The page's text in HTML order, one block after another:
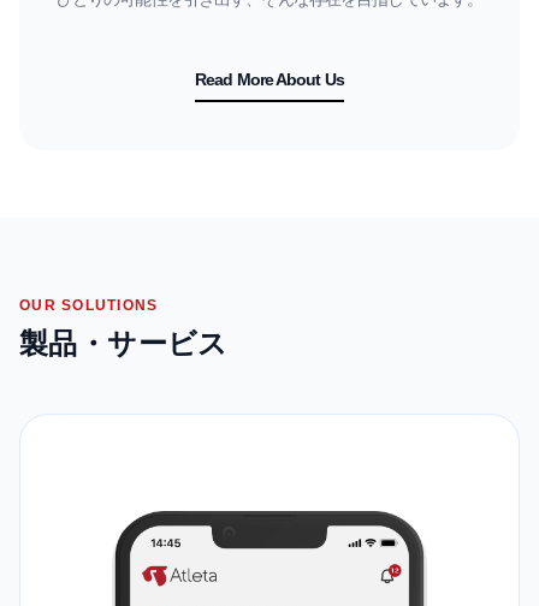
Read More About Us
OUR SOLUTIONS
製品・サービス